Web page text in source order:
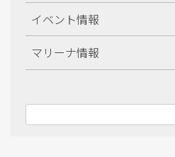
2025年11月
2025年10月
2025年9月
イベント情報
マリーナ情報